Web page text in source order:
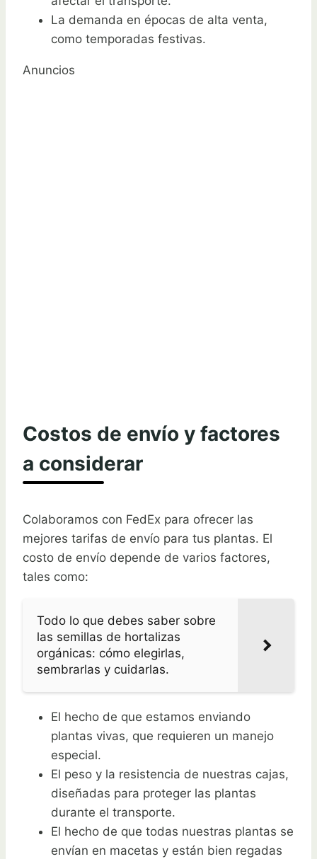
La demanda en épocas de alta venta,
como temporadas festivas.
Anuncios
Costos de envío y factores
a considerar
Colaboramos con FedEx para ofrecer las
mejores tarifas de envío para tus plantas. El
costo de envío depende de varios factores,
tales como:
Todo lo que debes saber sobre
las semillas de hortalizas
orgánicas: cómo elegirlas,
sembrarlas y cuidarlas.
El hecho de que estamos enviando
plantas vivas, que requieren un manejo
especial.
El peso y la resistencia de nuestras cajas,
diseñadas para proteger las plantas
durante el transporte.
El hecho de que todas nuestras plantas se
envían en macetas y están bien regadas